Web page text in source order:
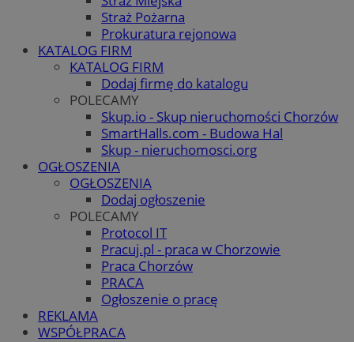
Straż Pożarna
Prokuratura rejonowa
KATALOG FIRM
KATALOG FIRM
Dodaj firmę do katalogu
POLECAMY
Skup.io - Skup nieruchomości Chorzów
SmartHalls.com - Budowa Hal
Skup - nieruchomosci.org
OGŁOSZENIA
OGŁOSZENIA
Dodaj ogłoszenie
POLECAMY
Protocol IT
Pracuj.pl - praca w Chorzowie
Praca Chorzów
PRACA
Ogłoszenie o pracę
REKLAMA
WSPÓŁPRACA